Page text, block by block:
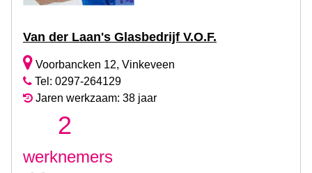
Van der Laan's Glasbedrijf V.O.F.
Voorbancken 12, Vinkeveen
Tel: 0297-264129
Jaren werkzaam: 38 jaar
2
werknemers